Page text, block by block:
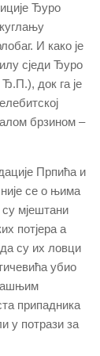
Ђуро
И како је
сједи Ђуро
Ђ.П.), док га је
брзином –
Прпића и
се о њима
су мјештани
потјера а
су их ловци
убио
припадника
у потрази за